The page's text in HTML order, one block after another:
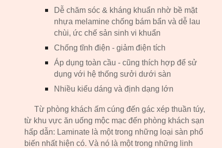
Dễ chăm sóc & kháng khuẩn nhờ bề mặt
nhựa melamine chống bám bẩn và dễ lau
chùi, ức chế sản sinh vi khuẩn
Chống tĩnh điện - giảm điện tích
Áp dụng toàn cầu - cũng thích hợp để sử
dụng với hệ thống sưởi dưới sàn
Nhiều kiểu dáng và định dạng lớn
Từ phòng khách ấm cúng đến gác xép thuần túy,
từ khu vực ăn uống mộc mạc đến phòng khách sạn
hấp dẫn: Laminate là một trong những loại sàn phổ
biến nhất hiện có. Và nó là một trong những linh